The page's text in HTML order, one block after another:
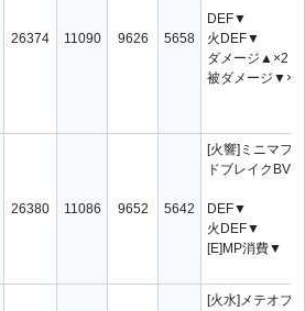
26374 11090 9626 5658
DEF▼
火DEF▼
ダメージ▲×2
被ダメージ▼×2
26380 11086 9652 5642
[火響]ミニマフ
ドブレイクBV+
DEF▼
火DEF▼
[E]MP消費▼
[火水]メテオブ